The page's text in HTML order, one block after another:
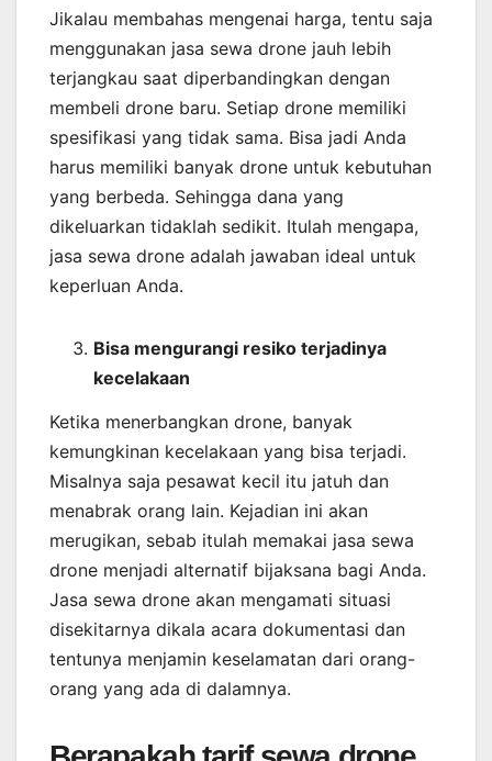
Jikalau membahas mengenai harga, tentu saja
menggunakan jasa sewa drone jauh lebih
terjangkau saat diperbandingkan dengan
membeli drone baru. Setiap drone memiliki
spesifikasi yang tidak sama. Bisa jadi Anda
harus memiliki banyak drone untuk kebutuhan
yang berbeda. Sehingga dana yang
dikeluarkan tidaklah sedikit. Itulah mengapa,
jasa sewa drone adalah jawaban ideal untuk
keperluan Anda.
Bisa mengurangi resiko terjadinya
kecelakaan
Ketika menerbangkan drone, banyak
kemungkinan kecelakaan yang bisa terjadi.
Misalnya saja pesawat kecil itu jatuh dan
menabrak orang lain. Kejadian ini akan
merugikan, sebab itulah memakai jasa sewa
drone menjadi alternatif bijaksana bagi Anda.
Jasa sewa drone akan mengamati situasi
disekitarnya dikala acara dokumentasi dan
tentunya menjamin keselamatan dari orang-
orang yang ada di dalamnya.